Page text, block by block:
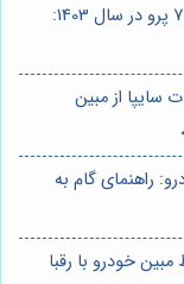
⭐️راهنمای خرید اقساطی فونیکس تیگو 7 پرو در سال 1403:
سایپا از مبین
راهنمای گام به
خودرو با رقبا